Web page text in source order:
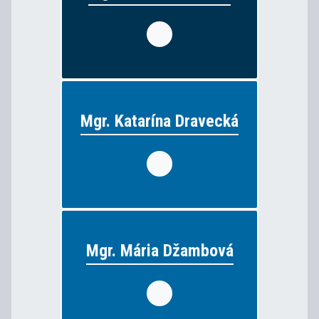
predmety
nemecký jazyk, ruský jazyk
Mgr. Katarína Dravecká
Mgr. Katarína Dravecká
matematika, chémia
Mgr. Mária Džambová
Mgr. Mária Džambová
matematika, fyzika, informatika